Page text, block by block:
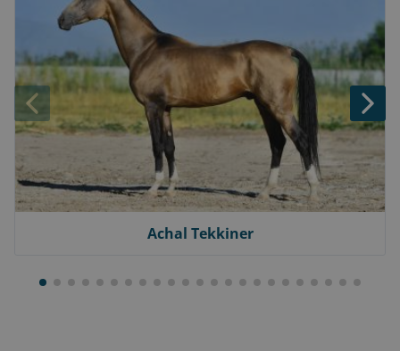
Achal Tekkiner